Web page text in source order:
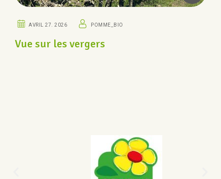
AVRIL 27. 2026 POMME_BIO
Vue sur les vergers